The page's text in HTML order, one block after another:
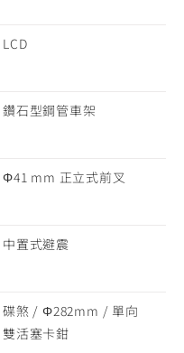
LCD
鑽石型鋼管車架
Φ41 mm 正立式前叉
中置式避震
碟煞 / Φ282mm / 單向
雙活塞卡鉗